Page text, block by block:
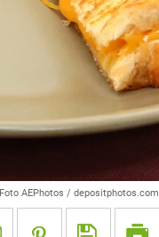
Foto AEPhotos / depositphotos.com